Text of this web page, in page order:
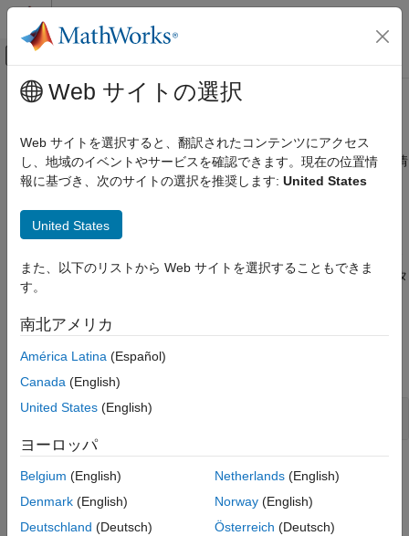
コンテンツへスキップ
オフキャンバス ナビゲーション メ
ドキュメンテーションのホーム
Parallel Computing Toolbox
バッチ処理
カテゴリ
ジョブおよびタスクの作成
ジョブの投入と結果
タスク制御とワーカー間通信
メインコンテンツ
キュー管理とジョブ情報
スケジューラ キューを管理し、既存のジョブとタスクに関する情
報を取得する
す。MATLAB ジョブ スケジューラのキューを一時停止や再開で
きるほか、ジョブを昇格や降格させることで、クラスターがジョ
製スケジューラのジョブのデバッグ ログなど、既存のジョブとタ
スクに関する情報を取得することもできます。
関数
すべて展開する
主な関数
トピック
ジョブ モニター
ジョブ モニターを使用したジョブの管理。
Web サイトの選択
Web サイトを選択すると、翻訳されたコンテンツにアクセス
し、地域のイベントやサービスを確認できます。現在の位置情
報に基づき、次のサイトの選択を推奨します: United States
United States
また、以下のリストから Web サイトを選択することもできま
す。
南北アメリカ
América Latina (Español)
Canada (English)
United States (English)
ヨーロッパ
Belgium (English)
Denmark (English)
Deutschland (Deutsch)
Netherlands(English)
Norway(English)
Österreich (Deutsch)